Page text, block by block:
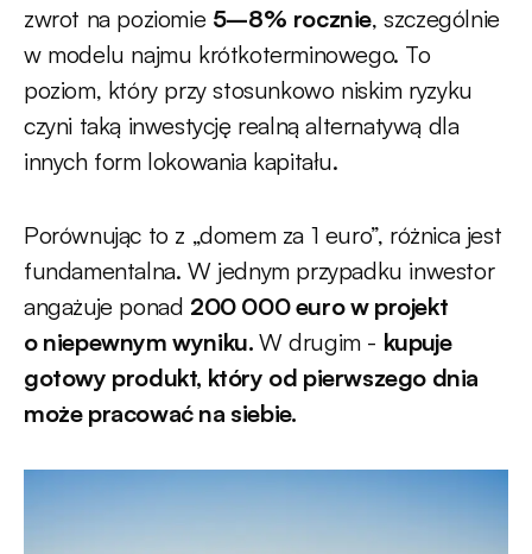
zwrot na poziomie 5–8% rocznie, szczególnie
w modelu najmu krótkoterminowego. To
poziom, który przy stosunkowo niskim ryzyku
czyni taką inwestycję realną alternatywą dla
innych form lokowania kapitału.
Porównując to z „domem za 1 euro”, różnica jest
fundamentalna. W jednym przypadku inwestor
angażuje ponad 200 000 euro w projekt
o niepewnym wyniku.W drugim - kupuje
gotowy produkt, który od pierwszego dnia
może pracować na siebie.